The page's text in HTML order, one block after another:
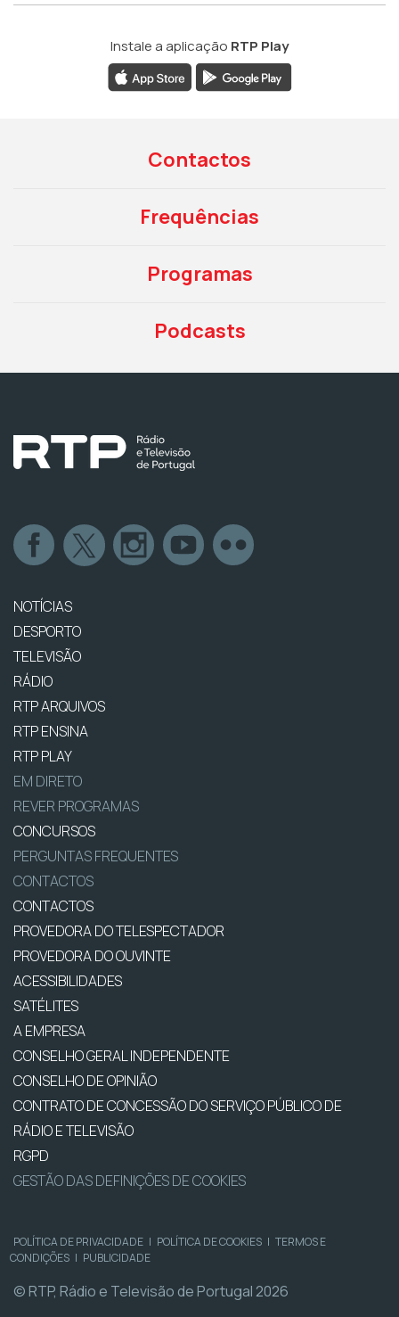
Instale a aplicação RTP Play
Contactos
Frequências
Programas
Podcasts
NOTÍCIAS
DESPORTO
TELEVISÃO
RÁDIO
RTP ARQUIVOS
RTP ENSINA
RTP PLAY
EM DIRETO
REVER PROGRAMAS
CONCURSOS
PERGUNTAS FREQUENTES
CONTACTOS
CONTACTOS
PROVEDORA DO TELESPECTADOR
PROVEDORA DO OUVINTE
ACESSIBILIDADES
SATÉLITES
A EMPRESA
CONSELHO GERAL INDEPENDENTE
CONSELHO DE OPINIÃO
CONTRATO DE CONCESSÃO DO SERVIÇO PÚBLICO DE
RÁDIO E TELEVISÃO
RGPD
GESTÃO DAS DEFINIÇÕES DE COOKIES
POLÍTICA DE PRIVACIDADE | POLÍTICA DE COOKIES | TERMOS E
CONDIÇÕES | PUBLICIDADE
© RTP, Rádio e Televisão de Portugal 2026